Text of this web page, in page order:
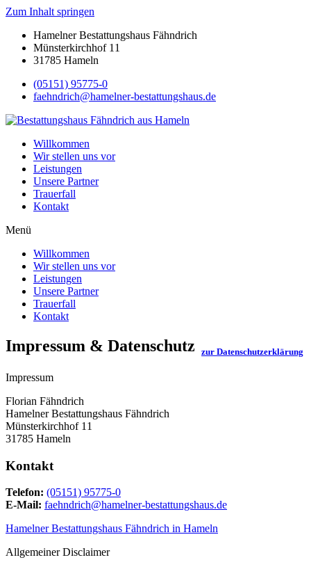
Zum Inhalt springen
Hamelner Bestattungshaus Fähndrich
Münsterkirchhof 11
31785 Hameln
(05151) 95775-0
faehndrich@hamelner-bestattungshaus.de
Willkommen
Wir stellen uns vor
Leistungen
Unsere Partner
Trauerfall
Kontakt
Menü
Willkommen
Wir stellen uns vor
Leistungen
Unsere Partner
Trauerfall
Kontakt
Impressum & Datenschutz zur Datenschutzerklärung
Impressum
Florian Fähndrich
Hamelner Bestattungshaus Fähndrich
Münsterkirchhof 11
31785 Hameln
Kontakt
Telefon: (05151) 95775-0
E-Mail: faehndrich@hamelner-bestattungshaus.de
Hamelner Bestattungshaus Fähndrich in Hameln
Allgemeiner Disclaimer